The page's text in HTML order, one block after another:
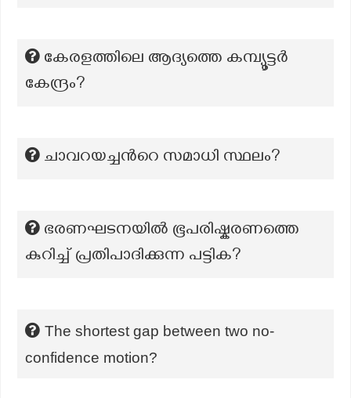
കേരളത്തിലെ ആദ്യത്തെ കമ്പ്യൂട്ടർ
കേന്ദ്രം?
ചാവറയച്ചന്‍റെ സമാധി സ്ഥലം?
ഭരണഘടനയിൽ ഭൂപരിഷ്കരണത്തെ
കുറിച്ച് പ്രതിപാദിക്കുന്ന പട്ടിക?
The shortest gap between two no-
confidence motion?